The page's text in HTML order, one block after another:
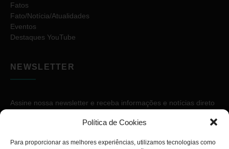
Política de Cookies
Para proporcionar as melhores experiências, utilizamos tecnologias como
Fatos
Fato/Notícia/Atualidades
Eventos
Destaques YouTube
NEWSLETTER
Assine nossa newsletter e receba informações e notícias direto